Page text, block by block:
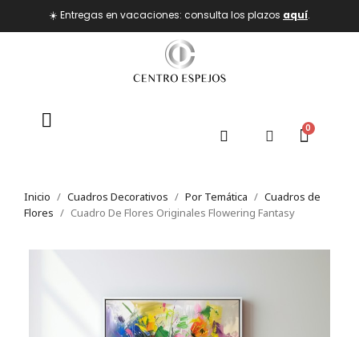
☀️ Entregas en vacaciones: consulta los plazos aquí.
Inicio Cuadros Decorativos Por Temática
Cuadros de
Flores
Cuadro De Flores Originales Flowering Fantasy